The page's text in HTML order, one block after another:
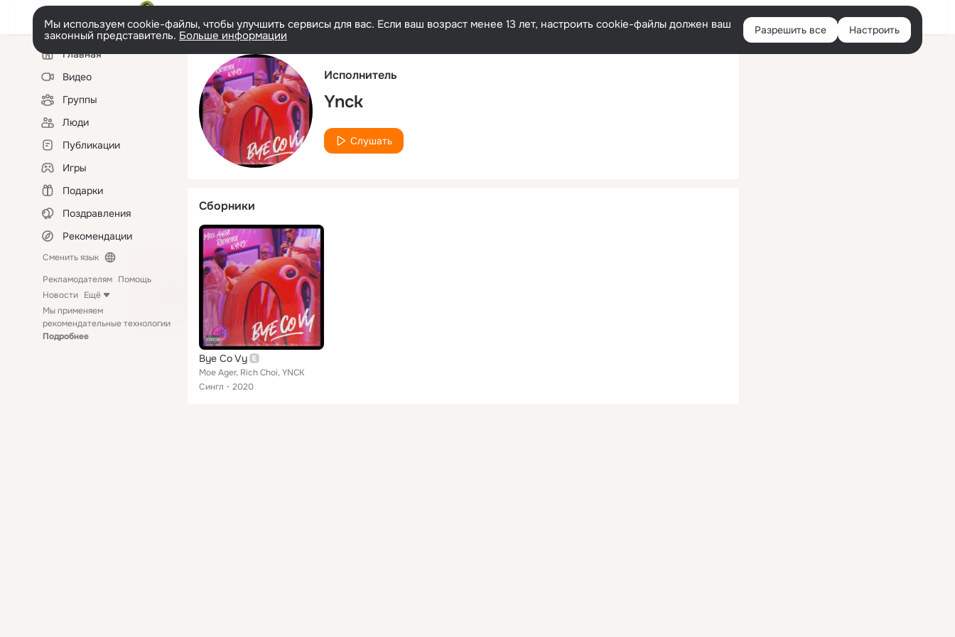
Русский Войти
Мы используем cookie-файлы, чтобы улучшить сервисы для вас. Если ваш возраст менее 13 лет, настроить cookie-файлы должен ваш
законный представитель. Больше информации Разрешить все Настроить
Левая
колонкаГлавная
Видео
Группы
Люди
Публикации
Игры
Подарки
Поздравления
Рекомендации
Сменить язык
Рекламодателям Помощь
Новости Ещё
Мы применяем
рекомендательные технологии
Подробнее
Исполнитель
Ynck
Слушать
Сборники
Bye Co Vy
Moe Ager, Rich Choi, YNCK
Сингл
2020